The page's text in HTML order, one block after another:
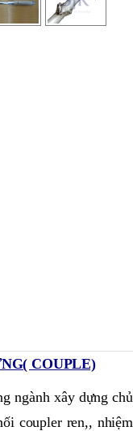
COUPLE)
ngành xây dựng chủ
coupler ren,, nhiệm